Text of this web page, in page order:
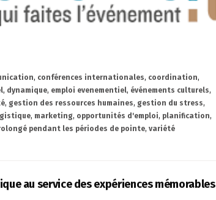
, conférences internationales, coordination,
, dynamique, emploi evenementiel, événements culturels,
, gestion des ressources humaines, gestion du stress,
, marketing, opportunités d'emploi, planification,
pendant les périodes de pointe, variété
au service des expériences mémorables